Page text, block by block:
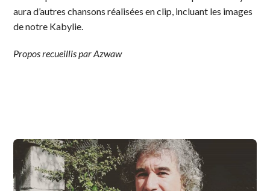
aura d’autres chansons réalisées en clip, incluant les images
de notre Kabylie.
Propos recueillis par Azwaw